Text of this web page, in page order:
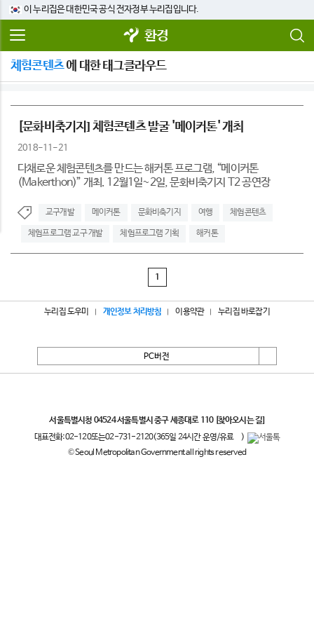
이 누리집은 대한민국 공식 전자정부 누리집입니다.
환경
체험콘텐츠에 대한 태그클라우드
[문화비축기지] 체험콘텐츠 발굴 '메이커톤' 개최
2018-11-21
다채로운 체험콘텐츠를 만드는 해커톤 프로그램, “메이커톤
(Makerthon)” 개최. 12월1일~2일, 문화비축기지 T2 공연장
교구개발 메이커톤 문화비축기지 여행 체험콘텐츠
체험프로그램 교구 개발 체험프로그램 기획 해커톤
1
누리집 도우미 개인정보 처리방침 이용약관 누리집 바로잡기
PC버전
서울특별시청 04524 서울특별시 중구 세종대로 110 [찾아오시는 길]
대표전화:02-120또는02-731-2120(365일 24시간 운영/유료
)
© Seoul Metropolitan Government all rights reserved